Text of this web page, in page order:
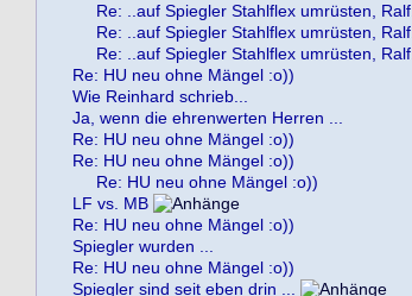
Re: ..auf Spiegler Stahlflex umrüsten, Ralf..
Re: ..auf Spiegler Stahlflex umrüsten, Ralf..
Re: ..auf Spiegler Stahlflex umrüsten, Ralf..
Re: HU neu ohne Mängel :o))
Wie Reinhard schrieb...
Ja, wenn die ehrenwerten Herren ...
Re: HU neu ohne Mängel :o))
Re: HU neu ohne Mängel :o))
Re: HU neu ohne Mängel :o))
LF vs. MB
Re: HU neu ohne Mängel :o))
Spiegler wurden ...
Re: HU neu ohne Mängel :o))
Spiegler sind seit eben drin ...